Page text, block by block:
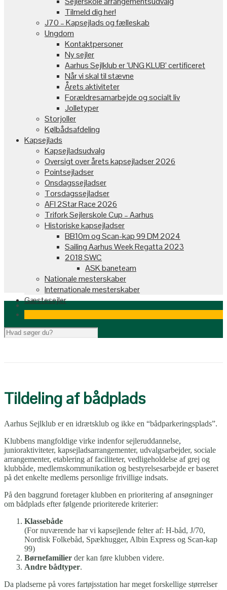
Tilmeld dig her!
J70 – Kapsejlads og fælleskab
Ungdom
Kontaktpersoner
Ny sejler
Aarhus Sejlklub er ‘UNG KLUB’ certificeret
Når vi skal til stævne
Årets aktiviteter
Forældresamarbejde og socialt liv
Jolletyper
Storjoller
Kølbådsafdeling
Kapsejlads
Kapsejladsudvalg
Oversigt over årets kapsejladser 2026
Pointsejladser
Onsdagssejladser
Torsdagssejladser
AFI 2Star Race 2026
Trifork Sejlerskole Cup – Aarhus
Historiske kapsejladser
BB10m og Scan-kap 99 DM 2024
Sailing Aarhus Week Regatta 2023
2018 SWC
ASK baneteam
Nationale mesterskaber
Internationale mesterskaber
Gæstesejler
Tildeling af bådplads
Aarhus Sejlklub er en idrætsklub og ikke en “bådparkeringsplads”.
Klubbens mangfoldige virke indenfor sejleruddannelse,
junioraktiviteter, kapsejladsarrangementer, udvalgsarbejder, sociale
arrangementer, etablering af faciliteter, vedligeholdelse af grej og
klubbåde, medlemskommunikation og bestyrelsesarbejde er baseret
på det enkelte medlems personlige frivillige indsats.
På den baggrund foretager klubben en prioritering af ansøgninger
om bådplads efter følgende prioriterede kriterier:
Klassebåde
(For nuværende har vi kapsejlende felter af: H-båd, J/70,
Nordisk Folkebåd, Spækhugger, Albin Express og Scan-kap
99)
Børnefamilier der kan føre klubben videre.
Andre bådtyper.
Da pladserne på vores fartøjsstation har meget forskellige størrelser